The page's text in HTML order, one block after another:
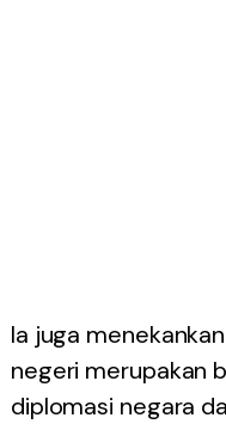
Ia juga
negeri merupakan
diplomasi negara